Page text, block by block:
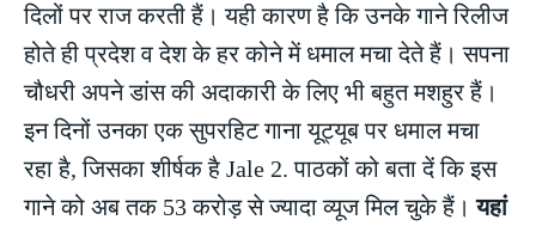
दिलों पर राज करती हैं। यही कारण है कि उनके गाने रिलीज
होते ही प्रदेश व देश के हर कोने में धमाल मचा देते हैं। सपना
चौधरी अपने डांस की अदाकारी के लिए भी बहुत मशहुर हैं।
इन दिनों उनका एक सुपरहिट गाना यूट्यूब पर धमाल मचा
रहा है, जिसका शीर्षक है Jale 2. पाठकों को बता दें कि इस
गाने को अब तक 53 करोड़ से ज्यादा व्यूज मिल चुके हैं।यहां